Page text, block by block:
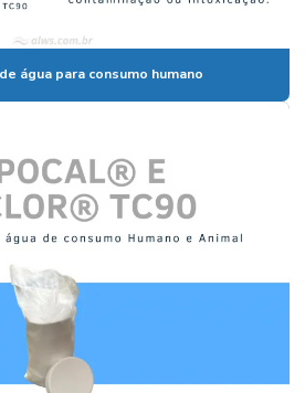
água para consumo humano